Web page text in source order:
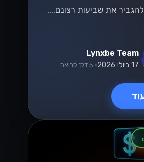
את שביעות רצונם....
Lynxbe Team
17 ביולי 2026 • 5 דק׳ קריאה